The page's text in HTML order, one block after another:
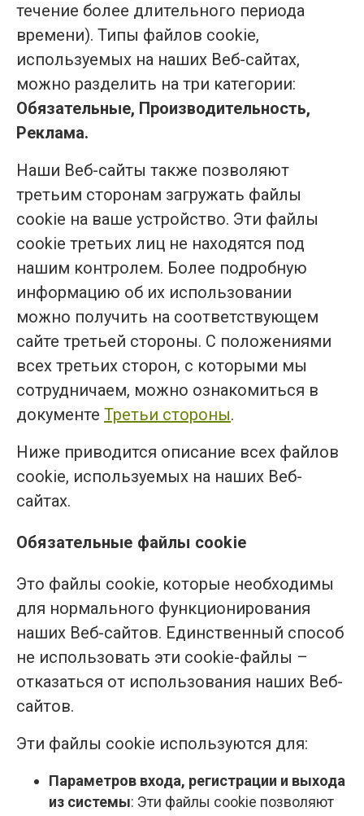
течение более длительного периода
времени). Типы файлов cookie,
используемых на наших Веб-сайтах,
можно разделить на три категории:
Обязательные, Производительность,
Реклама.
Наши Веб-сайты также позволяют
третьим сторонам загружать файлы
cookie на ваше устройство. Эти файлы
cookie третьих лиц не находятся под
нашим контролем. Более подробную
информацию об их использовании
можно получить на соответствующем
сайте третьей стороны. С положениями
всех третьих сторон, с которыми мы
сотрудничаем, можно ознакомиться в
документе Третьи стороны.
Ниже приводится описание всех файлов
cookie, используемых на наших Веб-
сайтах.
Обязательные файлы cookie
Это файлы cookie, которые необходимы
для нормального функционирования
наших Веб-сайтов. Единственный способ
не использовать эти cookie-файлы –
отказаться от использования наших Веб-
сайтов.
Эти файлы cookie используются для:
Параметров входа, регистрации и выхода
из системы: Эти файлы cookie позволяют